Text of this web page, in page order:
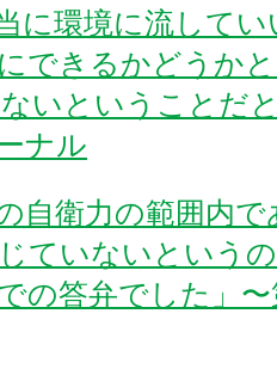
に環境に流して
できるかどうか
いということだ
ナル
自衛力の範囲内
ていないという
の答弁でした」